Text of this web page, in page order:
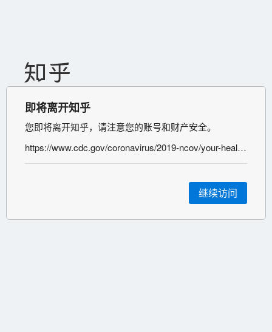
即将离开知乎
您即将离开知乎，请注意您的账号和财产安全。
https://www.cdc.gov/coronavirus/2019-ncov/your-health/covid-by-county.html
继续访问